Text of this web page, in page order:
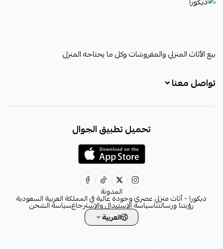
ديكورا
بيع الأثاث المنزلي والمفروشات وكل ما يحتاجه المنزل
تواصل معنا
decora6586@gmail.com
تحميل تطبيق الجوال
المدونة
ديكورا - أثاث منزلي عصري وجودة عالية في المملكة العربية السعودية
رؤيتنا ورسالتناسياسة الإستبدال والإسترجاعسياسة الشحن
العربية